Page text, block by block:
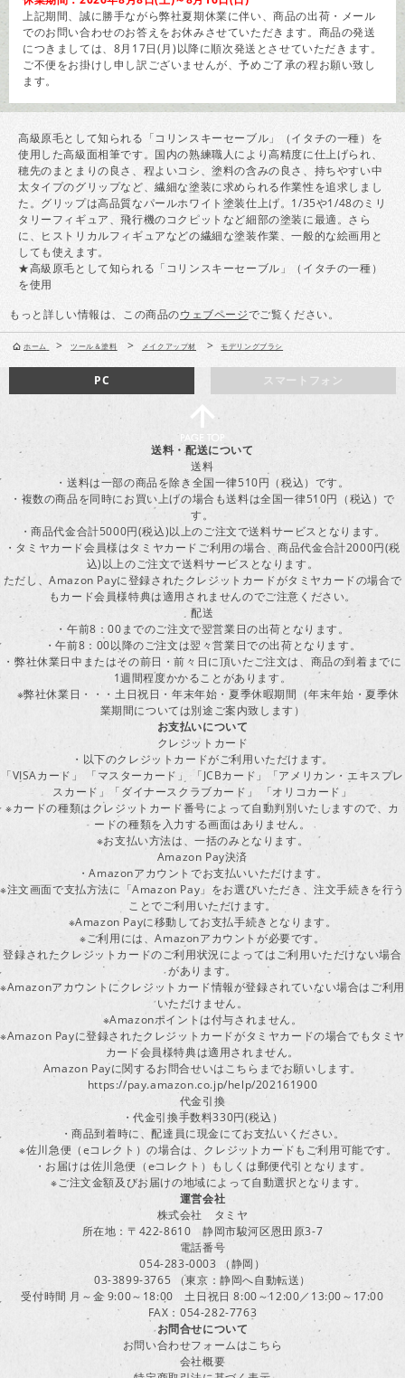
上記期間、誠に勝手ながら弊社夏期休業に伴い、商品の出荷・メール
でのお問い合わせのお答えをお休みさせていただきます。商品の発送
につきましては、8月17日(月)以降に順次発送とさせていただきます。
ご不便をお掛けし申し訳ございませんが、予めご了承の程お願い致し
ます。
高級原毛として知られる「コリンスキーセーブル」（イタチの一種）を
使用した高級面相筆です。国内の熟練職人により高精度に仕上げられ、
穂先のまとまりの良さ、程よいコシ、塗料の含みの良さ、持ちやすい中
太タイプのグリップなど、繊細な塗装に求められる作業性を追求しまし
た。グリップは高品質なパールホワイト塗装仕上げ。1/35や1/48のミリ
タリーフィギュア、飛行機のコクピットなど細部の塗装に最適。さら
に、ヒストリカルフィギュアなどの繊細な塗装作業、一般的な絵画用と
しても使えます。
★高級原毛として知られる「コリンスキーセーブル」（イタチの一種）
を使用
もっと詳しい情報は、この商品のウェブページでご覧ください。
ホーム > ツール＆塗料 > メイクアップ材 > モデリングブラシ
スマートフォン
PC
送料・配送について
送料
・送料は一部の商品を除き全国一律510円（税込）です。
・複数の商品を同時にお買い上げの場合も送料は全国一律510円（税込）で
す。
・商品代金合計5000円(税込)以上のご注文で送料サービスとなります。
・タミヤカード会員様はタミヤカードご利用の場合、商品代金合計2000円(税
込)以上のご注文で送料サービスとなります。
ただし、Amazon Payに登録されたクレジットカードがタミヤカードの場合で
もカード会員様特典は適用されませんのでご注意ください。
配送
・午前8：00までのご注文で翌営業日の出荷となります。
・午前8：00以降のご注文は翌々営業日での出荷となります。
・弊社休業日中またはその前日・前々日に頂いたご注文は、商品の到着までに
1週間程度かかることがあります。
※弊社休業日・・・土日祝日・年末年始・夏季休暇期間（年末年始・夏季休
業期間については別途ご案内致します）
お支払いについて
クレジットカード
・以下のクレジットカードがご利用いただけます。
「VISAカード」 「マスターカード」 「JCBカード」「アメリカン・エキスプレ
スカード」「ダイナースクラブカード」 「オリコカード」
※カードの種類はクレジットカード番号によって自動判別いたしますので、カ
ードの種類を入力する画面はありません。
※お支払い方法は、一括のみとなります。
Amazon Pay決済
・Amazonアカウントでお支払いいただけます。
※注文画面で支払方法に「Amazon Pay」をお選びいただき、注文手続きを行う
ことでご利用いただけます。
※Amazon Payに移動してお支払手続きとなります。
※ご利用には、Amazonアカウントが必要です。
登録されたクレジットカードのご利用状況によってはご利用いただけない場合
があります。
※Amazonアカウントにクレジットカード情報が登録されていない場合はご利用
いただけません。
※Amazonポイントは付与されません。
※Amazon Payに登録されたクレジットカードがタミヤカードの場合でもタミヤ
カード会員様特典は適用されません。
Amazon Payに関するお問合せいはこちらまでお願いします。
https://pay.amazon.co.jp/help/202161900
代金引換
・代金引換手数料330円(税込）
・商品到着時に、配達員に現金にてお支払いください。
※佐川急便（eコレクト）の場合は、クレジットカードもご利用可能です。
・お届けは佐川急便（eコレクト）もしくは郵便代引となります。
※ご注文金額及びお届けの地域によって自動選択となります。
運営会社
株式会社 タミヤ
所在地：〒422-8610 静岡市駿河区恩田原3-7
電話番号
054-283-0003 （静岡）
03-3899-3765 （東京：静岡へ自動転送）
受付時間 月～金 9:00～18:00 土日祝日 8:00～12:00／13:00～17:00
FAX：054-282-7763
お問合せについて
お問い合わせフォームはこちら
会社概要